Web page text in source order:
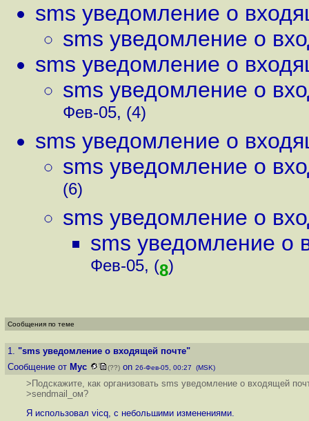
sms уведомление о
sms уведомление о
sms уведомление о
sms уведомление о
Фев-05, (4)
sms уведомление о
sms уведомление о
(6)
sms уведомление о
sms уведомление о
Фев-05, (8)
Сообщения по теме
1. "sms уведомление о входящей почте"
Сообщение от Myc (??) on 26-Фев-05, 00:27 (MSK)
>Подскажите, как организовать sms уведомление о входящей
>sendmail_ом?
Я использовал vicq, с небольшими изменениями.